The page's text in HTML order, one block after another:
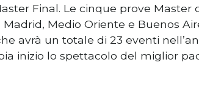
Final. Le cinque prove Master
Medio Oriente e Buenos
avrà un totale di 23 eventi
inizio lo spettacolo del miglior